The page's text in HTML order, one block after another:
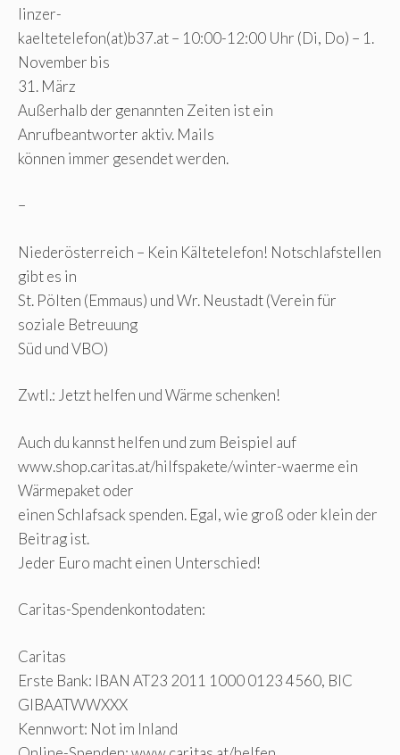
linzer-
kaeltetelefon(at)b37.at – 10:00-12:00 Uhr (Di, Do) – 1.
November bis
31. März
Außerhalb der genannten Zeiten ist ein
Anrufbeantworter aktiv. Mails
können immer gesendet werden.
–
Niederösterreich – Kein Kältetelefon! Notschlafstellen
gibt es in
St. Pölten (Emmaus) und Wr. Neustadt (Verein für
soziale Betreuung
Süd und VBO)
Zwtl.: Jetzt helfen und Wärme schenken!
Auch du kannst helfen und zum Beispiel auf
www.shop.caritas.at/hilfspakete/winter-waerme ein
Wärmepaket oder
einen Schlafsack spenden. Egal, wie groß oder klein der
Beitrag ist.
Jeder Euro macht einen Unterschied!
Caritas-Spendenkontodaten:
Caritas
Erste Bank: IBAN AT23 2011 1000 0123 4560, BIC
GIBAATWWXXX
Kennwort: Not im Inland